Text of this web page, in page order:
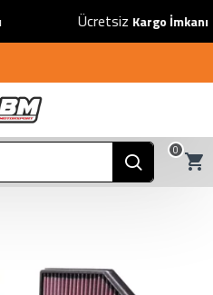
ÜcretsizKargo İmkanı
0